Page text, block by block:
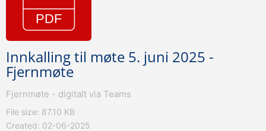
Innkalling til møte 5. juni 2025 -
Fjernmøte
Fjernmøte - digitalt via Teams
File size: 87.10 KB
Created: 02-06-2025